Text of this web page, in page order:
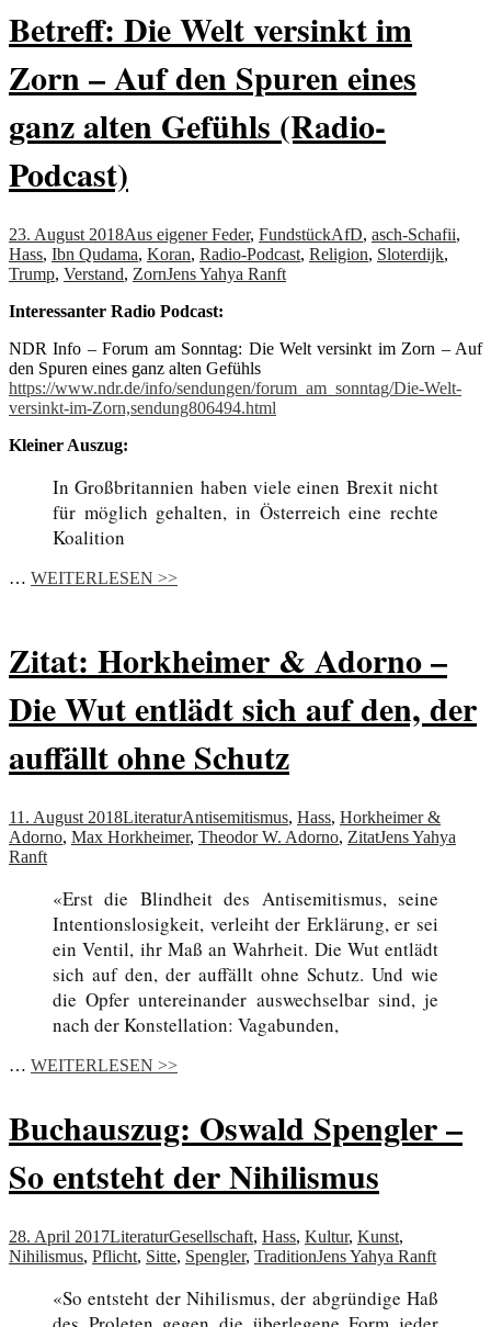
Betreff: Die Welt versinkt im
Zorn – Auf den Spuren eines
ganz alten Gefühls (Radio-
Podcast)
23. August 2018Aus eigener Feder, FundstückAfD, asch-Schafii,
Hass, Ibn Qudama, Koran, Radio-Podcast, Religion, Sloterdijk,
Trump, Verstand, ZornJens Yahya Ranft
Interessanter Radio Podcast:
NDR Info – Forum am Sonntag: Die Welt versinkt im Zorn – Auf
den Spuren eines ganz alten Gefühls
https://www.ndr.de/info/sendungen/forum_am_sonntag/Die-Welt-
versinkt-im-Zorn,sendung806494.html
Kleiner Auszug:
In Großbritannien haben viele einen Brexit nicht
für möglich gehalten, in Österreich eine rechte
Koalition
… WEITERLESEN >>
Zitat: Horkheimer & Adorno –
Die Wut entlädt sich auf den, der
auffällt ohne Schutz
11. August 2018LiteraturAntisemitismus, Hass, Horkheimer &
Adorno, Max Horkheimer, Theodor W. Adorno, ZitatJens Yahya
Ranft
«Erst die Blindheit des Antisemitismus, seine
Intentionslosigkeit, verleiht der Erklärung, er sei
ein Ventil, ihr Maß an Wahrheit. Die Wut entlädt
sich auf den, der auffällt ohne Schutz. Und wie
die Opfer untereinander auswechselbar sind, je
nach der Konstellation: Vagabunden,
… WEITERLESEN >>
Buchauszug: Oswald Spengler –
So entsteht der Nihilismus
28. April 2017LiteraturGesellschaft, Hass, Kultur, Kunst,
Nihilismus, Pflicht, Sitte, Spengler, TraditionJens Yahya Ranft
«So entsteht der Nihilismus, der abgründige Haß